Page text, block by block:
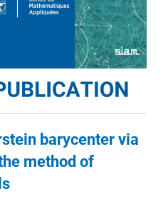
barycenter via
method of